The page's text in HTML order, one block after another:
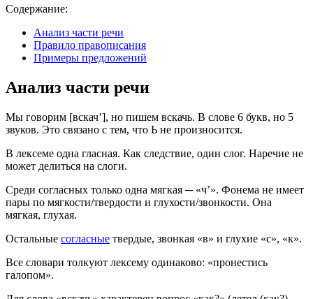
Содержание:
Анализ части речи
Правило правописания
Примеры предложений
Анализ части речи
Мы говорим [вскач’], но пишем вскачь. В слове 6 букв, но 5
звуков. Это связано с тем, что Ь не произносится.
В лексеме одна гласная. Как следствие, один слог. Наречие не
может делиться на слоги.
Среди согласных только одна мягкая ─ «ч’». Фонема не имеет
пары по мягкости/твердости и глухости/звонкости. Она
мягкая, глухая.
Остальные согласные твердые, звонкая «в» и глухие «с», «к».
Все словари толкуют лексему одинаково: «пронестись
галопом».